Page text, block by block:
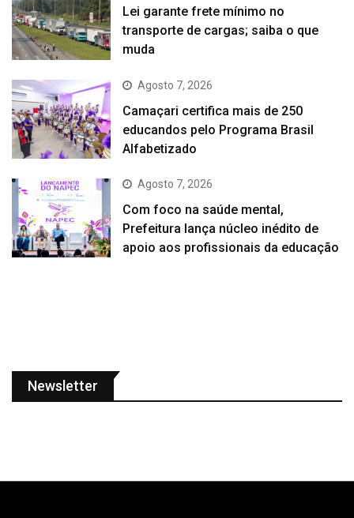
Lei garante frete mínimo no
transporte de cargas; saiba o que
muda
Agosto 7, 2026
Camaçari certifica mais de 250
educandos pelo Programa Brasil
Alfabetizado
Agosto 7, 2026
Com foco na saúde mental,
Prefeitura lança núcleo inédito de
apoio aos profissionais da educação
Newsletter